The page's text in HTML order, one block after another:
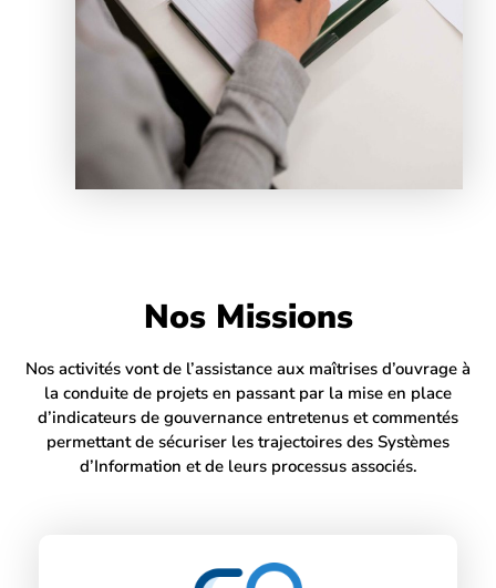
Nos Missions
Nos activités vont de l’assistance aux maîtrises d’ouvrage à
la conduite de projets en passant par la mise en place
d’indicateurs de gouvernance entretenus et commentés
permettant de sécuriser les trajectoires des Systèmes
d’Information et de leurs processus associés.